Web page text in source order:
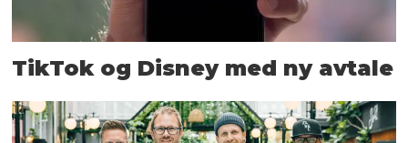
TikTok og Disney med ny avtale